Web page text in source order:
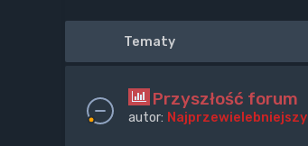
Tematy
Przyszłość forum
autor: Najprzewielebniejszy